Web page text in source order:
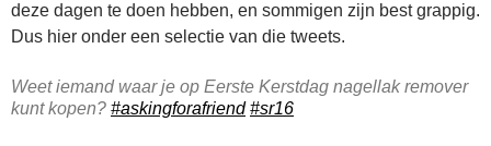
deze dagen te doen hebben, en sommigen zijn best grappig.
Dus hier onder een selectie van die tweets.
Weet iemand waar je op Eerste Kerstdag nagellak remover
kunt kopen? #askingforafriend #sr16